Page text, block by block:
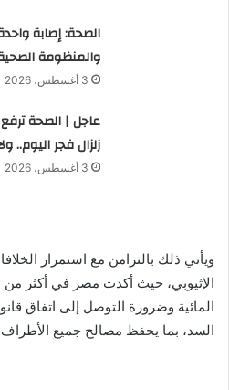
الصحة: إصابة
والمنظومة
3 أغسطس، 2026
عاجل | الصحة
زلزال فجر اليوم..
3 أغسطس، 2026
ويأتي ذلك بالتزامن مع استمرار
الإثيوبي، حيث أكدت مصر في أكثر من
المائية وضرورة التوصل إلى اتفاق
السد، بما يحفظ مصالح جميع